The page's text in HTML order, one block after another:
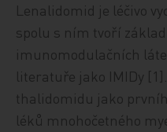
Lenalidomid je léčivo
spolu s ním tvoří
imunomodulačních
literatuře jako IMIDy
thalidomidu jako
léků mnohočetného